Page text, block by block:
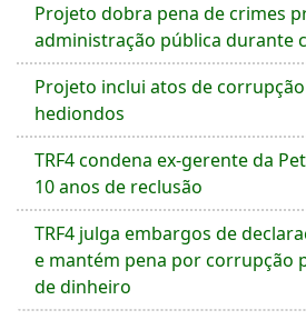
Projeto dobra pena de crimes
administração pública durante
Projeto inclui atos de
hediondos
TRF4 condena ex-gerente da
10 anos de reclusão
TRF4 julga embargos de
e mantém pena por corrupção
de dinheiro